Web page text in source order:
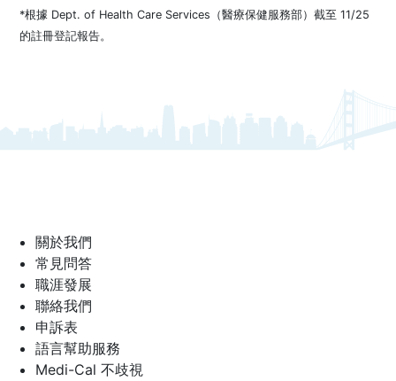
*根據 Dept. of Health Care Services（醫療保健服務部）截至 11/25
的註冊登記報告。
關於我們
常見問答
職涯發展
聯絡我們
申訴表
語言幫助服務
Medi-Cal 不歧視